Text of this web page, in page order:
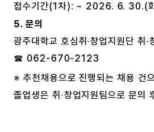
접수기간(1차): ~ 2026. 6. 30.(
5. 문의
광주대학교 호심취·창업지원단 취·
☎ 062-670-2123
※ 추천채용으로 진행되는 채용 건
졸업생은 취·창업지원팀으로 문의